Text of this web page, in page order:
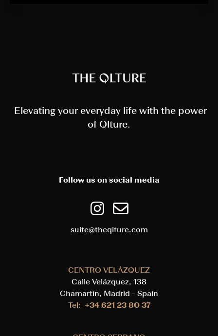
Elevating your everyday life with the power
of Qlture.
Follow us on social media
suite@theqlture.com
CENTRO VELÁZQUEZ
Calle Velázquez, 138
Chamartín, Madrid - Spain
Tel: +34 621 23 80 37